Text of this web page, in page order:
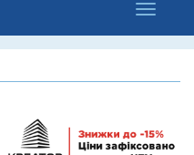
Toggle
navigation